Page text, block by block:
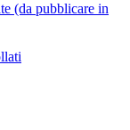
(da pubblicare in